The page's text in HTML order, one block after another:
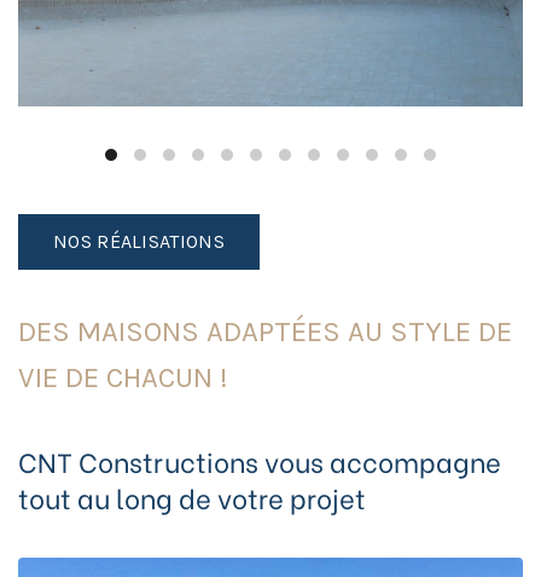
NOS RÉALISATIONS
DES MAISONS ADAPTÉES AU STYLE DE
VIE DE CHACUN !
CNT Constructions vous accompagne
tout au long de votre projet